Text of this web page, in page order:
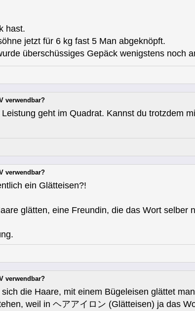
hast.
jetzt für 6 kg fast 5 Man abgeknöpft.
überschüssiges Gepäck wenigstens noch
verwendbar?
geht im Quadrat. Kannst du trotzdem
verwendbar?
ein Glätteisen?!
glätten, eine Freundin, die das Wort selber
verwendbar?
die Haare, mit einem Bügeleisen glättet
weil in ヘアアイロン (Glätteisen) ja das